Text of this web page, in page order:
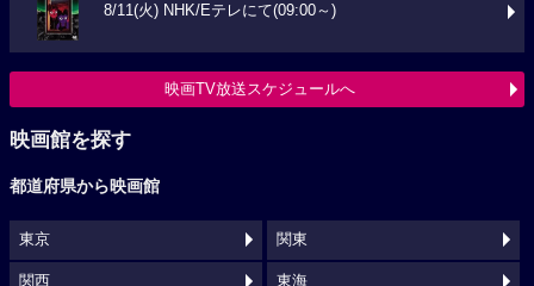
8/11(火) NHK/Eテレにて(09:00～)
映画TV放送スケジュールへ
映画館を探す
都道府県から映画館
東京 関東
関西 東海